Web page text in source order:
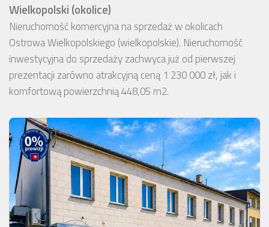
Wielkopolski (okolice)
Nieruchomość komercyjna na sprzedaż w okolicach
Ostrowa Wielkopolskiego (wielkopolskie). Nieruchomość
inwestycyjna do sprzedaży zachwyca już od pierwszej
prezentacji zarówno atrakcyjną ceną 1 230 000 zł, jak i
komfortową powierzchnią 448,05 m2.